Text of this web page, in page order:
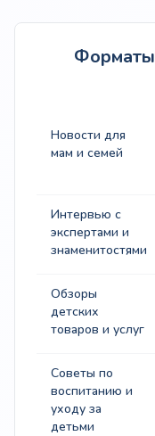
Форматы
Новости для
мам и семей
Интервью с
экспертами и
знаменитостями
Обзоры
детских
товаров и услуг
Советы по
воспитанию и
уходу за
детьми